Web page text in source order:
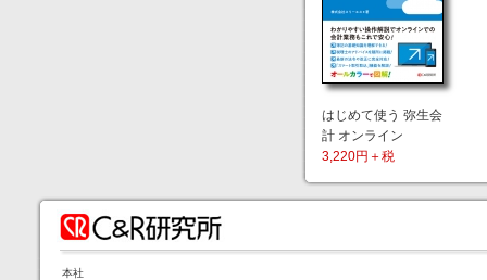
はじめて使う 弥生会
計 オンライン
3,220円＋税
本社